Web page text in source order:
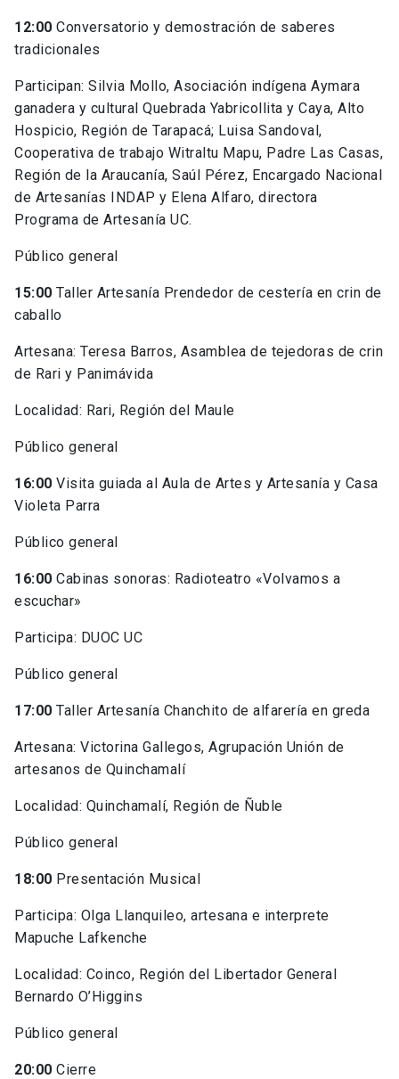
12:00 Conversatorio y demostración de saberes
tradicionales
Participan: Silvia Mollo, Asociación indígena Aymara
ganadera y cultural Quebrada Yabricollita y Caya, Alto
Hospicio, Región de Tarapacá; Luisa Sandoval,
Cooperativa de trabajo Witraltu Mapu, Padre Las Casas,
Región de la Araucanía, Saúl Pérez, Encargado Nacional
de Artesanías INDAP y Elena Alfaro, directora
Programa de Artesanía UC.
Público general
15:00 Taller Artesanía Prendedor de cestería en crin de
caballo
Artesana: Teresa Barros, Asamblea de tejedoras de crin
de Rari y Panimávida
Localidad: Rari, Región del Maule
Público general
16:00 Visita guiada al Aula de Artes y Artesanía y Casa
Violeta Parra
Público general
16:00 Cabinas sonoras: Radioteatro «Volvamos a
escuchar»
Participa: DUOC UC
Público general
17:00 Taller Artesanía Chanchito de alfarería en greda
Artesana: Victorina Gallegos, Agrupación Unión de
artesanos de Quinchamalí
Localidad: Quinchamalí, Región de Ñuble
Público general
18:00 Presentación Musical
Participa: Olga Llanquileo, artesana e interprete
Mapuche Lafkenche
Localidad: Coinco, Región del Libertador General
Bernardo O’Higgins
Público general
20:00 Cierre